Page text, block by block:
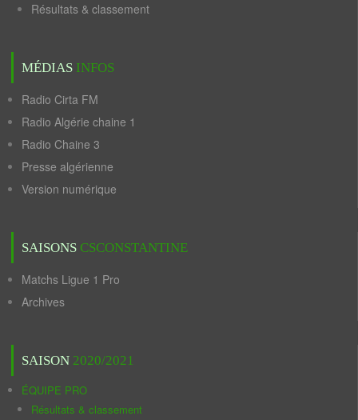
Résultats & classement
MÉDIAS INFOS
Radio Cirta FM
Radio Algérie chaine 1
Radio Chaine 3
Presse algérienne
Version numérique
SAISONS CSCONSTANTINE
Matchs Ligue 1 Pro
Archives
SAISON 2020/2021
ÉQUIPE PRO
Résultats & classement